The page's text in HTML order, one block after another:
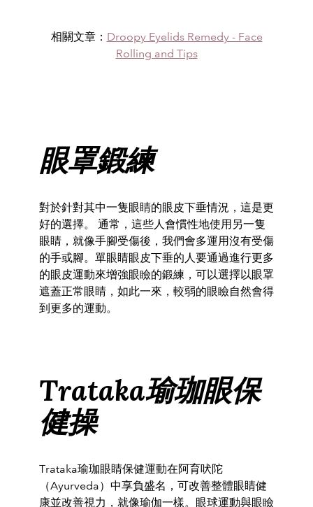
相關文章： Droopy Eyelids Remedy - Face
Rolling and Tips
眼罩鍛練
對於針對其中一隻眼睛的眼皮下垂情況，這是更
好的選擇。
通常，這些人會慣性地使用另一隻
眼睛，就像手腳受傷後，我們會多運用沒有受傷
的手或腳。單眼睛眼皮下垂的人要通過進行更多
的眼皮運動來增強眼瞼的鍛練，可以選擇以眼罩
遮蓋正常眼睛，如此一來，較弱的眼瞼自然會得
到更多的運動。
Trataka瑜珈眼保
健操
Trataka瑜珈眼睛保健運動在阿育吠陀
（Ayurveda）中享負盛名，可改善整體眼睛健
康並改善視力，就像瑜伽一樣。眼球運動與眼瞼